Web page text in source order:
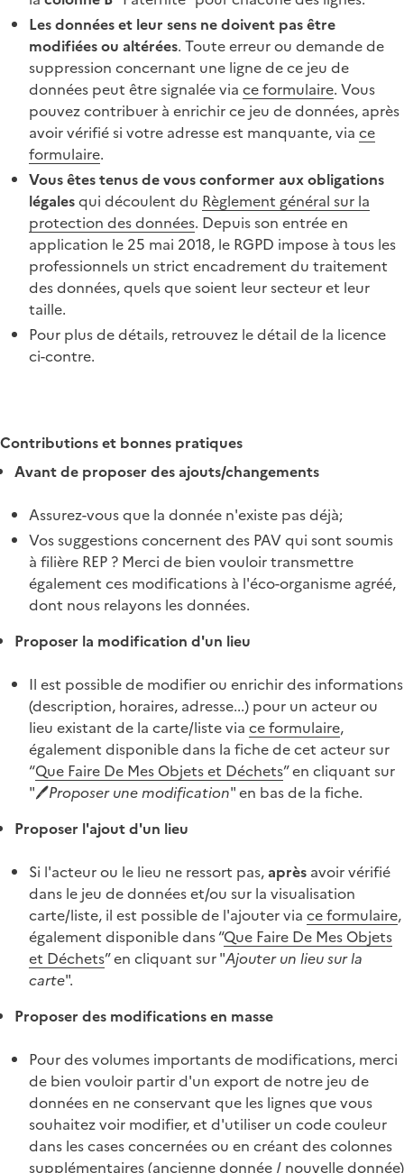
Les données et leur sens ne doivent pas être
modifiées ou altérées. Toute erreur ou demande de
suppression concernant une ligne de ce jeu de
données peut être signalée via ce formulaire. Vous
pouvez contribuer à enrichir ce jeu de données, après
avoir vérifié si votre adresse est manquante, via ce
formulaire.
Vous êtes tenus de vous conformer aux obligations
légalesqui découlent du Règlement général sur la
protection des données. Depuis son entrée en
application le 25 mai 2018, le RGPD impose à tous les
professionnels un strict encadrement du traitement
des données, quels que soient leur secteur et leur
taille.
Pour plus de détails, retrouvez le détail de la licence
ci-contre.
Contributions et bonnes pratiques
Avant de proposer des ajouts/changements
Assurez-vous que la donnée n'existe pas déjà;
Vos suggestions concernent des PAV qui sont soumis
à filière REP ? Merci de bien vouloir transmettre
également ces modifications à l'éco-organisme agréé,
dont nous relayons les données.
Proposer la modification d'un lieu
Il est possible de modifier ou enrichir des informations
(description, horaires, adresse...) pour un acteur ou
lieu existant de la carte/liste via ce formulaire,
également disponible dans la fiche de cet acteur sur
“Que Faire De Mes Objets et Déchets” en cliquant sur
"🖊️Proposer une modification" en bas de la fiche.
Proposer l'ajout d'un lieu
Si l'acteur ou le lieu ne ressort pas,après avoir vérifié
dans le jeu de données et/ou sur la visualisation
carte/liste, il est possible de l'ajouter via ce formulaire,
également disponible dans “Que Faire De Mes Objets
et Déchets” en cliquant sur "Ajouter un lieu sur la
carte".
Proposer des modifications en masse
Pour des volumes importants de modifications, merci
de bien vouloir partir d'un export de notre jeu de
données en ne conservant que les lignes que vous
souhaitez voir modifier, et d'utiliser un code couleur
dans les cases concernées ou en créant des colonnes
supplémentaires (ancienne donnée / nouvelle donnée)